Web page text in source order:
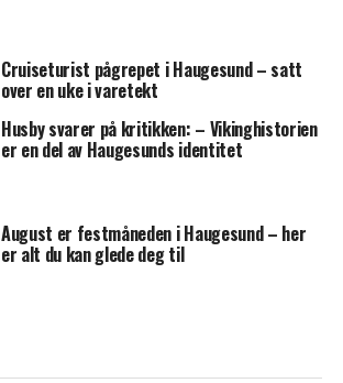
Cruiseturist pågrepet i Haugesund – satt
over en uke i varetekt
Husby svarer på kritikken: – Vikinghistorien
er en del av Haugesunds identitet
August er festmåneden i Haugesund – her
er alt du kan glede deg til